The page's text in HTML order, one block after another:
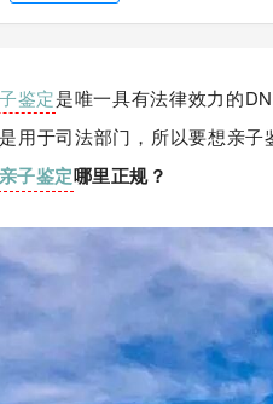
鉴定是唯一具有法律效力的
用于司法部门，所以要想亲子
子鉴定哪里正规？